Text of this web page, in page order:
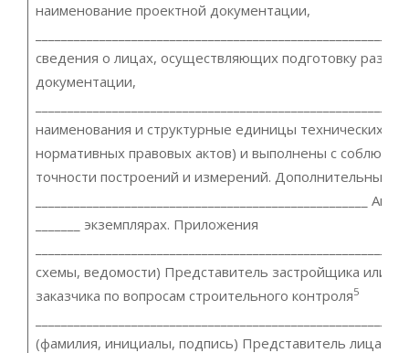
наименование проектной документации,
сведения о лицах, осуществляющих подготовку
документации,
наименования и структурные единицы технических
нормативных правовых актов) и выполнены с
точности построений и измерений. Дополнительные
____________________________________________________ Акт
_______ экземплярах. Приложения
схемы, ведомости) Представитель застройщика или
заказчика по вопросам строительного контроля5
(фамилия, инициалы, подпись) Представитель лица,